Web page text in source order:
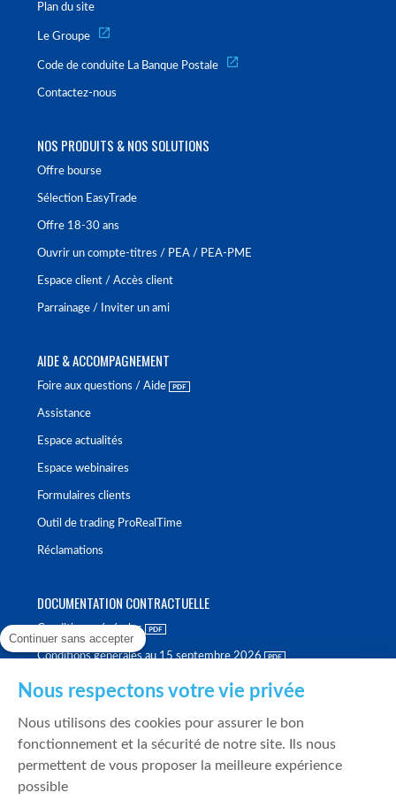
Plan du site
Le Groupe
Code de conduite La Banque Postale
Contactez-nous
NOS PRODUITS & NOS SOLUTIONS
Offre bourse
Sélection EasyTrade
Offre 18-30 ans
Ouvrir un compte-titres / PEA / PEA-PME
Espace client / Accès client
Parrainage / Inviter un ami
AIDE & ACCOMPAGNEMENT
Foire aux questions / Aide
Assistance
Espace actualités
Espace webinaires
Formulaires clients
Outil de trading ProRealTime
Réclamations
DOCUMENTATION CONTRACTUELLE
Conditions générales
Conditions générales au 15 septembre 2026
Politique de meilleure sélection
Politique de durabilité
Fonds de garantie des dépôts et de résolution
Continuer sans accepter
Nous respectons votre vie privée
Nous utilisons des cookies pour assurer le bon
fonctionnement et la sécurité de notre site. Ils nous
permettent de vous proposer la meilleure expérience
possible